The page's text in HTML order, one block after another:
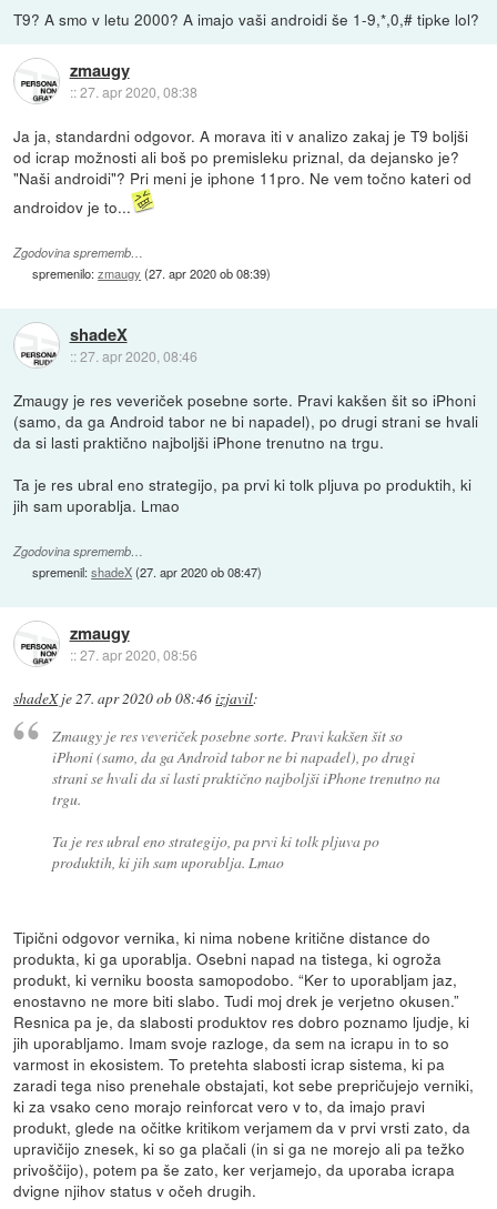
T9? A smo v letu 2000? A imajo vaši androidi še 1-9,*,0,# tipke lol?
zmaugy
::27. apr 2020, 08:38
Ja ja, standardni odgovor. A morava iti v analizo zakaj je T9 boljši
od icrap možnosti ali boš po premisleku priznal, da dejansko je?
"Naši androidi"? Pri meni je iphone 11pro. Ne vem točno kateri od
androidov je to...
Zgodovina sprememb…
spremenilo:zmaugy (27. apr 2020 ob 08:39)
shadeX
::27. apr 2020, 08:46
Zmaugy je res veveriček posebne sorte. Pravi kakšen šit so iPhoni
(samo, da ga Android tabor ne bi napadel), po drugi strani se hvali
da si lasti praktično najboljši iPhone trenutno na trgu.
Ta je res ubral eno strategijo, pa prvi ki tolk pljuva po produktih, ki
jih sam uporablja. Lmao
Zgodovina sprememb…
spremenil:shadeX(27. apr 2020 ob 08:47)
zmaugy
::27. apr 2020, 08:56
shadeXje27. apr 2020 ob 08:46izjavil:
Zmaugy je res veveriček posebne sorte. Pravi kakšen šit so
iPhoni (samo, da ga Android tabor ne bi napadel), po drugi
strani se hvali da si lasti praktično najboljši iPhone trenutno na
trgu.
Ta je res ubral eno strategijo, pa prvi ki tolk pljuva po
produktih, ki jih sam uporablja. Lmao
Tipični odgovor vernika, ki nima nobene kritične distance do
produkta, ki ga uporablja. Osebni napad na tistega, ki ogroža
produkt, ki verniku boosta samopodobo. “Ker to uporabljam jaz,
enostavno ne more biti slabo. Tudi moj drek je verjetno okusen.”
Resnica pa je, da slabosti produktov res dobro poznamo ljudje, ki
jih uporabljamo. Imam svoje razloge, da sem na icrapu in to so
varmost in ekosistem. To pretehta slabosti icrap sistema, ki pa
zaradi tega niso prenehale obstajati, kot sebe prepričujejo verniki,
ki za vsako ceno morajo reinforcat vero v to, da imajo pravi
produkt, glede na očitke kritikom verjamem da v prvi vrsti zato, da
upravičijo znesek, ki so ga plačali (in si ga ne morejo ali pa težko
privoščijo), potem pa še zato, ker verjamejo, da uporaba icrapa
dvigne njihov status v očeh drugih.